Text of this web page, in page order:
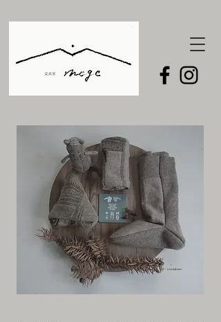
作・yumahare​